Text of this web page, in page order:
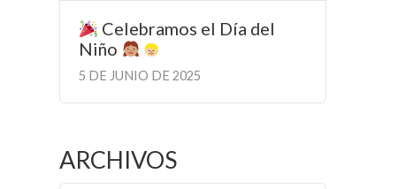
Celebramos el Día del
Niño
5 DE JUNIO DE 2025
ARCHIVOS